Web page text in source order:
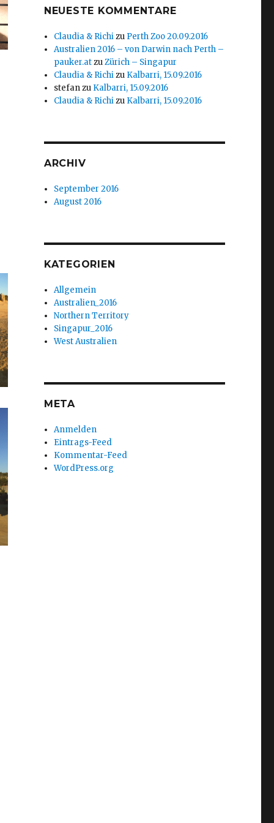
NEUESTE KOMMENTARE
Claudia & Richizu Perth Zoo 20.09.2016
Australien 2016 – von Darwin nach Perth –
pauker.atzuZürich – Singapur
Claudia & Richizu Kalbarri, 15.09.2016
stefanzu Kalbarri, 15.09.2016
Claudia & Richizu Kalbarri, 15.09.2016
ARCHIV
September 2016
August 2016
KATEGORIEN
Allgemein
Australien_2016
Northern Territory
Singapur_2016
West Australien
META
Anmelden
Eintrags-Feed
Kommentar-Feed
WordPress.org